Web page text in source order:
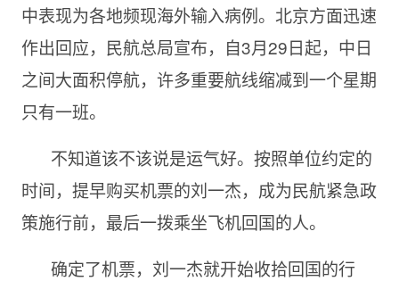
中表现为各地频现海外输入病例。北京方面迅速
作出回应，民航总局宣布，自3月29日起，中日
之间大面积停航，许多重要航线缩减到一个星期
只有一班。
不知道该不该说是运气好。按照单位约定的
时间，提早购买机票的刘一杰，成为民航紧急政
策施行前，最后一拨乘坐飞机回国的人。
确定了机票，刘一杰就开始收拾回国的行